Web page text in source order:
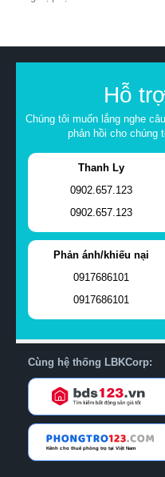
Hỗ
Chúng tôi muốn lắng nghe
phản hồi cho chúng
Thanh Ly
0902.657.123
0902.657.123
Phản ánh/khiếu nại
0917686101
0917686101
Cùng hệ thống LBKCorp: